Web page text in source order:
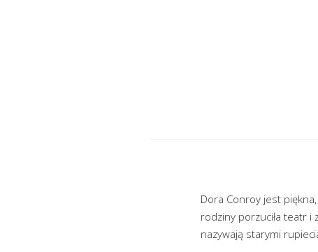
Dora Conroy jest
rodziny porzuciła teatr i
nazywają starymi